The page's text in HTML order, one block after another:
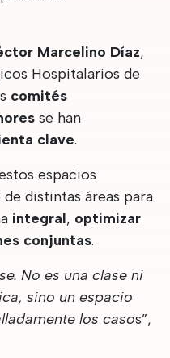
Marcelino Díaz,
Hospitalarios de
comités
se han
clave.
espacios
distintas áreas para
integral, optimizar
conjuntas.
No es una clase ni
sino un espacio
los casos”,